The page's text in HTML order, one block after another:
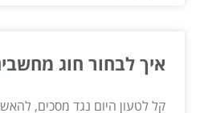
איך לבחור חוג
קל לטעון היום נגד מסכים,